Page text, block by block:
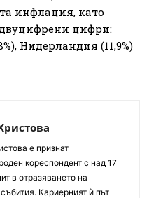
инфлация, като
цифри:
Нидерландия (11,9%)
е признат
кореспондент с над 17
в отразяването на
Кариерният ѝ път